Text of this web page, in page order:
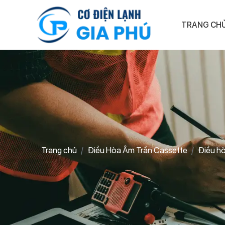
TRANG
Trang chủ Điều Hòa Âm Trần Cassette Điều